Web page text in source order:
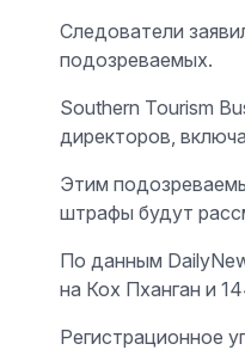
Следователи
подозреваемых.
Southern Tourism
директоров,
Этим
штрафы будут
По данным
на Кох Пханган и
Регистрационное